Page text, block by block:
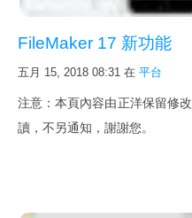
FileMaker 17 新功能
五月 15, 2018 08:31 在 平台
注意：本頁內容由正洋保留修
讀，不另通知，謝謝您。